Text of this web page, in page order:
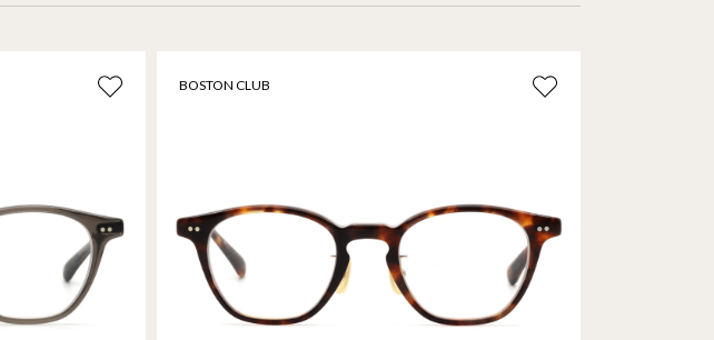
BOSTON CLUB